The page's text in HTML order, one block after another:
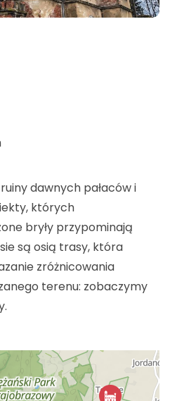
dawnych pałaców i
których
bryły przypominają
są osią trasy, która
zróżnicowania
terenu: zobaczymy